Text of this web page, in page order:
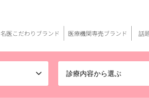
診療内容から選ぶ
名医こだわりブランド 医療機関専売ブランド 話